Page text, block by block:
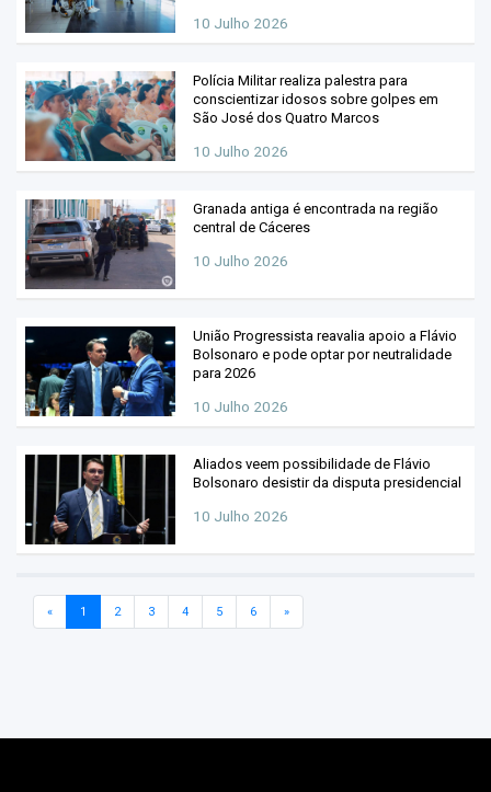
10 Julho 2026
Polícia Militar realiza palestra para
conscientizar idosos sobre golpes em
São José dos Quatro Marcos
10 Julho 2026
Granada antiga é encontrada na região
central de Cáceres
10 Julho 2026
União Progressista reavalia apoio a Flávio
Bolsonaro e pode optar por neutralidade
para 2026
10 Julho 2026
Aliados veem possibilidade de Flávio
Bolsonaro desistir da disputa presidencial
10 Julho 2026
« 1 2 3 4 5 6 »